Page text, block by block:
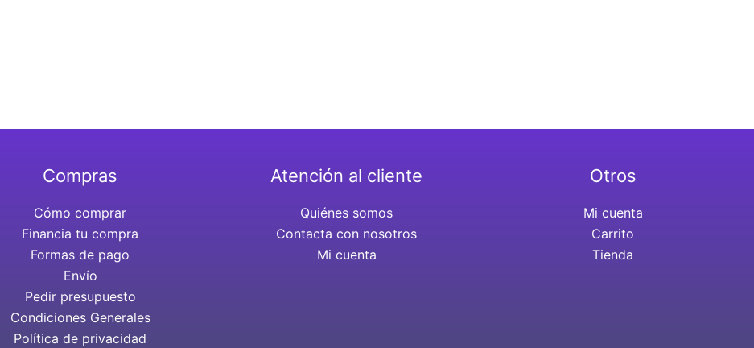
Compras
Cómo comprar
Financia tu compra
Formas de pago
Envío
Pedir presupuesto
Condiciones Generales
Política de privacidad
Atención al cliente
Quiénes somos
Contacta con nosotros
Mi cuenta
Otros
Mi cuenta
Carrito
Tienda